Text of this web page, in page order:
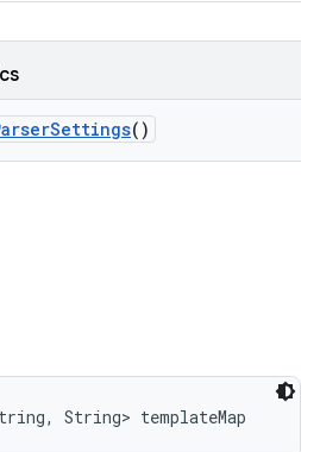
Settings()
String> templateMap